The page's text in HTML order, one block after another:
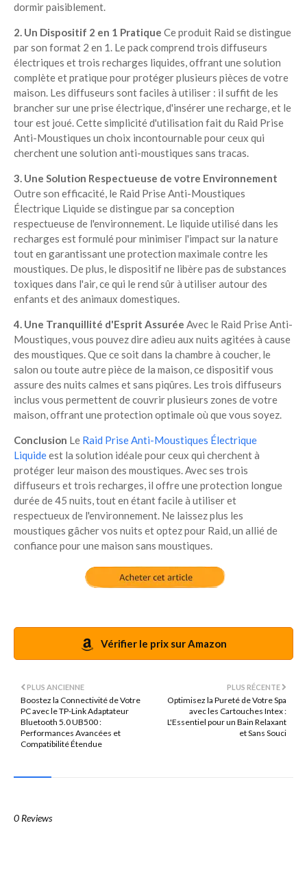
dormir paisiblement.
2. Un Dispositif 2 en 1 Pratique Ce produit Raid se distingue
par son format 2 en 1. Le pack comprend trois diffuseurs
électriques et trois recharges liquides, offrant une solution
complète et pratique pour protéger plusieurs pièces de votre
maison. Les diffuseurs sont faciles à utiliser : il suffit de les
brancher sur une prise électrique, d'insérer une recharge, et le
tour est joué. Cette simplicité d'utilisation fait du Raid Prise
Anti-Moustiques un choix incontournable pour ceux qui
cherchent une solution anti-moustiques sans tracas.
3. Une Solution Respectueuse de votre Environnement
Outre son efficacité, le Raid Prise Anti-Moustiques
Électrique Liquide se distingue par sa conception
respectueuse de l'environnement. Le liquide utilisé dans les
recharges est formulé pour minimiser l'impact sur la nature
tout en garantissant une protection maximale contre les
moustiques. De plus, le dispositif ne libère pas de substances
toxiques dans l'air, ce qui le rend sûr à utiliser autour des
enfants et des animaux domestiques.
4. Une Tranquillité d'Esprit Assurée Avec le Raid Prise Anti-
Moustiques, vous pouvez dire adieu aux nuits agitées à cause
des moustiques. Que ce soit dans la chambre à coucher, le
salon ou toute autre pièce de la maison, ce dispositif vous
assure des nuits calmes et sans piqûres. Les trois diffuseurs
inclus vous permettent de couvrir plusieurs zones de votre
maison, offrant une protection optimale où que vous soyez.
Conclusion Le Raid Prise Anti-Moustiques Électrique
Liquideest la solution idéale pour ceux qui cherchent à
protéger leur maison des moustiques. Avec ses trois
diffuseurs et trois recharges, il offre une protection longue
durée de 45 nuits, tout en étant facile à utiliser et
respectueux de l'environnement. Ne laissez plus les
moustiques gâcher vos nuits et optez pour Raid, un allié de
confiance pour une maison sans moustiques.
Vérifier le prix sur Amazon
PLUS RÉCENTE
Optimisez la Pureté de Votre Spa
avec les Cartouches Intex :
L'Essentiel pour un Bain Relaxant
et Sans Souci
PLUS ANCIENNE
Boostez la Connectivité de Votre
PC avec le TP-Link Adaptateur
Bluetooth 5.0 UB500 :
Performances Avancées et
Compatibilité Étendue
0 Reviews